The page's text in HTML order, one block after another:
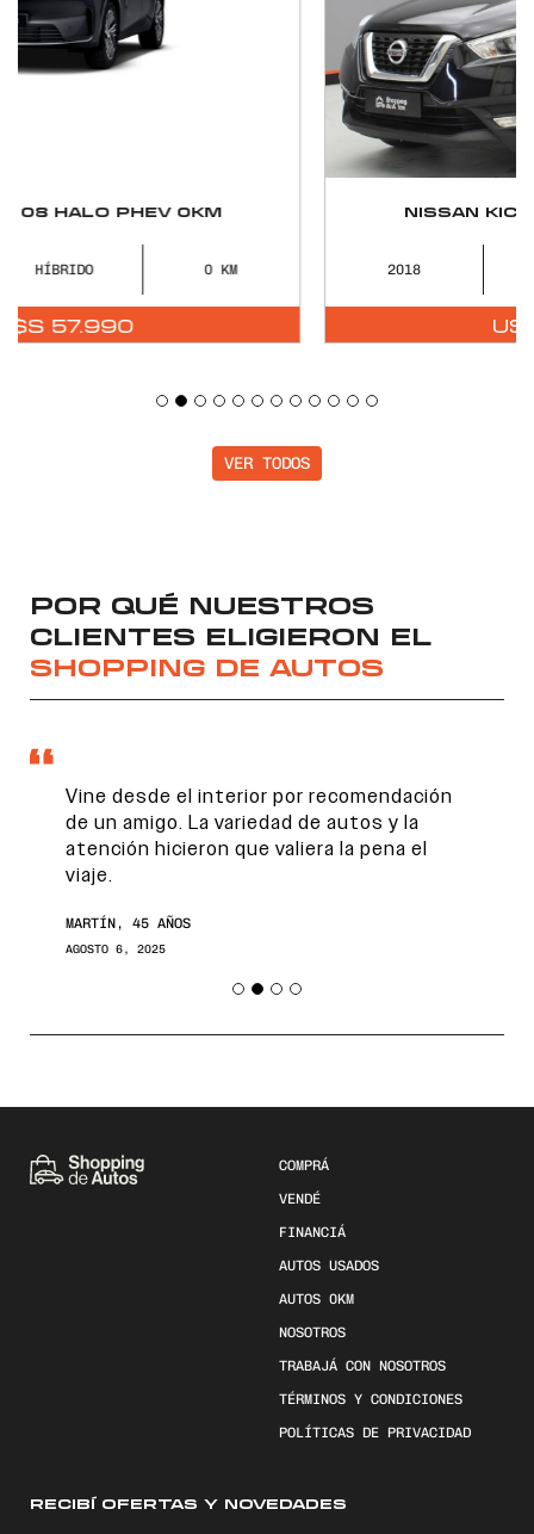
NISSAN KICKS EXCLUSIVE 2018
104055
VER TODOS
POR QUÉ NUESTROS
CLIENTES ELIGIERON EL
SHOPPING DE AUTOS
Vine desde el interior por recomendación
de un amigo. La variedad de autos y la
atención hicieron que valiera la pena el
viaje.
MARTÍN, 45 AÑOS
AGOSTO 6, 2025
COMPRÁ
VENDÉ
FINANCIÁ
AUTOS USADOS
AUTOS 0KM
NOSOTROS
TRABAJÁ CON NOSOTROS
TÉRMINOS Y CONDICIONES
POLÍTICAS DE PRIVACIDAD
RECIBÍ OFERTAS Y NOVEDADES